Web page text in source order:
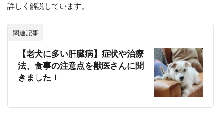
詳しく解説しています。
関連記事
【老犬に多い肝臓病】症状や治療
法、食事の注意点を獣医さんに聞
きました！